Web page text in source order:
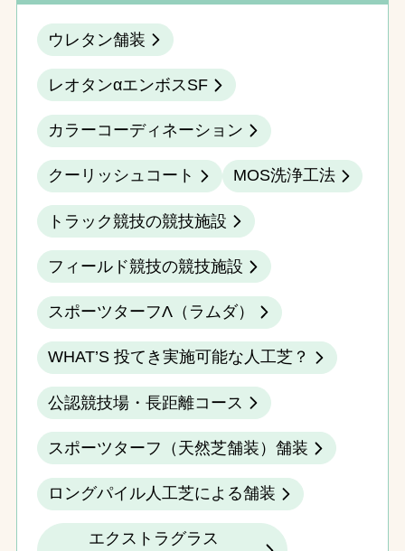
ウレタン舗装
レオタンαエンボスSF
カラーコーディネーション
クーリッシュコート MOS洗浄工法
トラック競技の競技施設
フィールド競技の競技施設
スポーツターフΛ（ラムダ）
WHAT’S 投てき実施可能な人工芝？
公認競技場・長距離コース
スポーツターフ（天然芝舗装）舗装
ロングパイル人工芝による舗装
エクストラグラス